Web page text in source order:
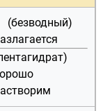
(безводный)